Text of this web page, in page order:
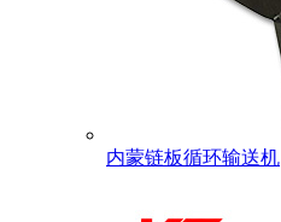
内蒙链板循环输送机